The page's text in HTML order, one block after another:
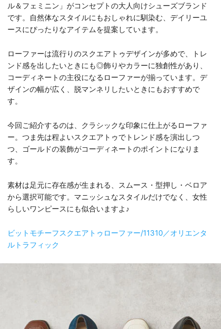
ル＆フェミニン」がコンセプトの大人向けシューズブランド
です。自然体なスタイルにもおしゃれに馴染む、デイリーユ
ースにぴったりなアイテムを提案しています。
ローファーは流行りのスクエアトゥデザインが多めで、トレ
ンド感を出したいときにも◎飾りやカラーに独創性があり、
コーディネートの主役になるローファーが揃っています。デ
ザインの幅が広く、脱マンネリしたいときにもおすすめで
す。
今回ご紹介するのは、クラシックな印象に仕上がるローファ
ー。つま先は程よいスクエアトゥでトレンド感を演出しつ
つ、ゴールドの装飾がコーディネートのポイントになりま
す。
素材は足元に存在感が生まれる、スムース・型押し・ベロア
から選択可能です。マニッシュなスタイルだけでなく、女性
らしいワンピースにも似合いますよ♪
ビットモチーフスクエアトゥローファー/11310／オリエンタ
ルトラフィック